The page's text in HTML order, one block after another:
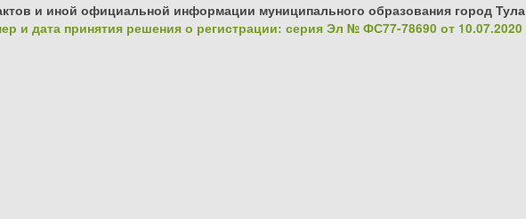
и иной официальной информации муниципального образования город Тула
и дата принятия решения о регистрации: серия Эл № ФС77-78690 от 10.07.2020